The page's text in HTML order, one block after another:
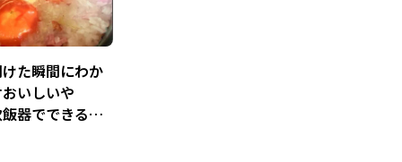
た瞬間にわか
いしいや
器でできるト